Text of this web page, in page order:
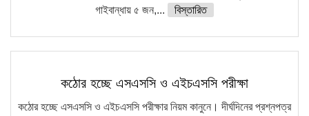
গাইবান্ধায় ৫ জন,...
বিস্তারিত
কঠোর হচ্ছে এসএসসি ও এইচএসসি পরীক্ষা
কঠোর হচ্ছে এসএসসি ও এইচএসসি পরীক্ষার নিয়ম কানুনে। দীর্ঘদিনের প্রশ্নপত্র